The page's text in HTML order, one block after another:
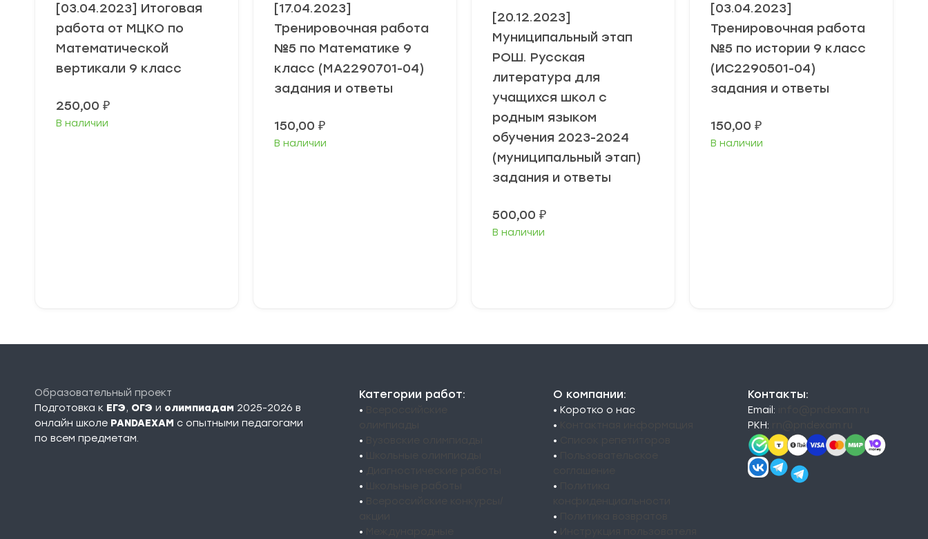
[03.04.2023] Итоговая
работа от МЦКО по
Математической
вертикали 9 класс
250,00 ₽
В наличии
[17.04.2023]
Тренировочная работа
№5 по Математике 9
класс (МА2290701-04)
задания и ответы
150,00 ₽
В наличии
[20.12.2023]
Муниципальный этап
РОШ. Русская
литература для
учащихся школ с
родным языком
обучения 2023-2024
(муниципальный этап)
задания и ответы
500,00 ₽
В наличии
[03.04.2023]
Тренировочная работа
№5 по истории 9 класс
(ИС2290501-04)
задания и ответы
150,00 ₽
В наличии
Образовательный проект
Подготовка к ЕГЭ, ОГЭ и олимпиадам 2025-2026 в
онлайн школе PANDAEXAM c опытными педагогами
по всем предметам.
Категории работ:
•
•
•
•
•
•
•
О компании:
• Коротко о нас
•
•
•
•
•
•
Контакты:
Email:
РКН: